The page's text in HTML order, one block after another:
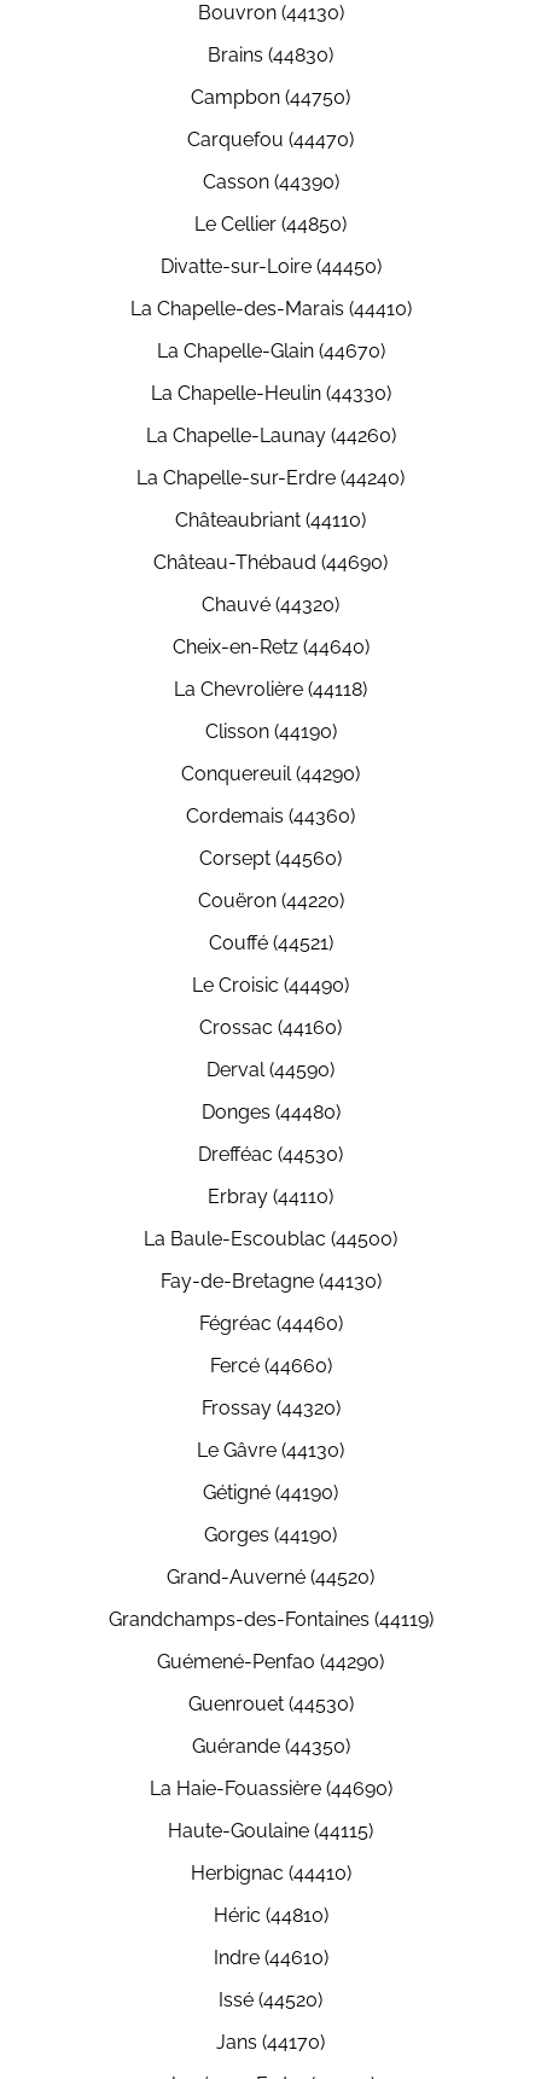
Bouvron (44130)
Brains (44830)
Campbon (44750)
Carquefou (44470)
Casson (44390)
Le Cellier (44850)
Divatte-sur-Loire (44450)
La Chapelle-des-Marais (44410)
La Chapelle-Glain (44670)
La Chapelle-Heulin (44330)
La Chapelle-Launay (44260)
La Chapelle-sur-Erdre (44240)
Châteaubriant (44110)
Château-Thébaud (44690)
Chauvé (44320)
Cheix-en-Retz (44640)
La Chevrolière (44118)
Clisson (44190)
Conquereuil (44290)
Cordemais (44360)
Corsept (44560)
Couëron (44220)
Couffé (44521)
Le Croisic (44490)
Crossac (44160)
Derval (44590)
Donges (44480)
Drefféac (44530)
Erbray (44110)
La Baule-Escoublac (44500)
Fay-de-Bretagne (44130)
Fégréac (44460)
Fercé (44660)
Frossay (44320)
Le Gâvre (44130)
Gétigné (44190)
Gorges (44190)
Grand-Auverné (44520)
Grandchamps-des-Fontaines (44119)
Guémené-Penfao (44290)
Guenrouet (44530)
Guérande (44350)
La Haie-Fouassière (44690)
Haute-Goulaine (44115)
Herbignac (44410)
Héric (44810)
Indre (44610)
Issé (44520)
Jans (44170)